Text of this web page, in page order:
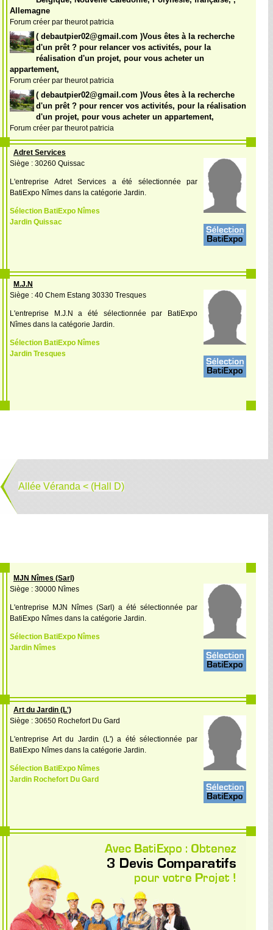
Allemagne
Forum créer par theurot patricia
( debautpier02@gmail.com )Vous êtes à la recherche
d'un prêt ? pour relancer vos activités, pour la
réalisation d'un projet, pour vous acheter un
appartement,
Forum créer par theurot patricia
( debautpier02@gmail.com )Vous êtes à la recherche
d'un prêt ? pour rencer vos activités, pour la réalisation
d'un projet, pour vous acheter un appartement,
Forum créer par theurot patricia
Adret Services
Siège : 30260 Quissac
L'entreprise Adret Services a été sélectionnée par
BatiExpo Nîmes dans la catégorie Jardin.
Sélection BatiExpo Nîmes
Jardin Quissac
M.J.N
Siège : 40 Chem Estang 30330 Tresques
L'entreprise M.J.N a été sélectionnée par BatiExpo
Nîmes dans la catégorie Jardin.
Sélection BatiExpo Nîmes
Jardin Tresques
Allée Véranda < (Hall D)
MJN Nîmes (Sarl)
Siège : 30000 Nîmes
L'entreprise MJN Nîmes (Sarl) a été sélectionnée par
BatiExpo Nîmes dans la catégorie Jardin.
Sélection BatiExpo Nîmes
Jardin Nîmes
Art du Jardin (L')
Siège : 30650 Rochefort Du Gard
L'entreprise Art du Jardin (L') a été sélectionnée par
BatiExpo Nîmes dans la catégorie Jardin.
Sélection BatiExpo Nîmes
Jardin Rochefort Du Gard